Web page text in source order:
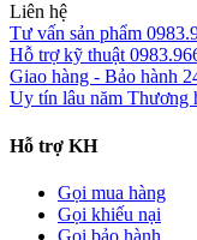
Liên hệ
Tư vấn sản phẩm
Hỗ trợ kỹ thuật
Giao hàng - Bảo hành
Uy tín lâu năm Thương
Hỗ trợ KH
Gọi mua hàng
Gọi khiếu nại
Gọi bảo hành